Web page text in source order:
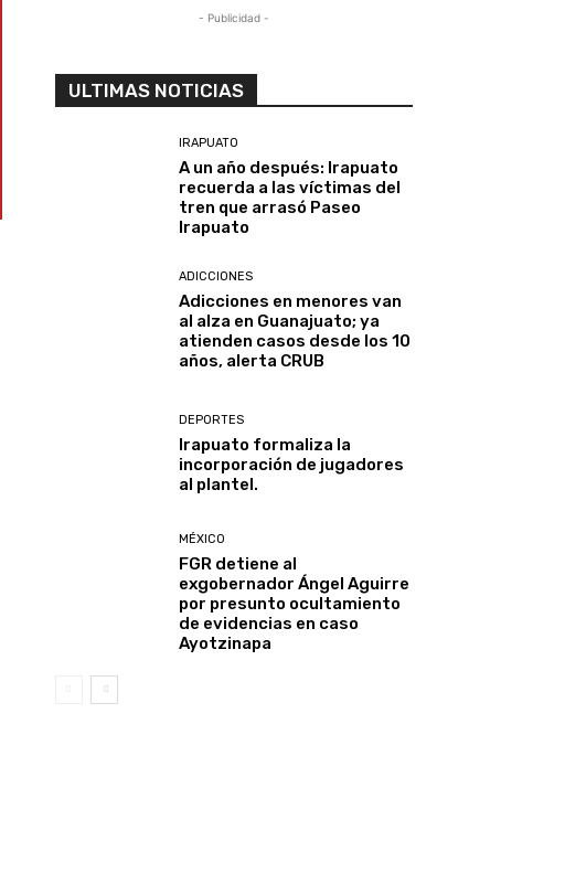
- Publicidad -
ULTIMAS NOTICIAS
IRAPUATO
A un año después: Irapuato
recuerda a las víctimas del
tren que arrasó Paseo
Irapuato
ADICCIONES
Adicciones en menores van
al alza en Guanajuato; ya
atienden casos desde los 10
años, alerta CRUB
DEPORTES
Irapuato formaliza la
incorporación de jugadores
al plantel.
MÉXICO
FGR detiene al
exgobernador Ángel Aguirre
por presunto ocultamiento
de evidencias en caso
Ayotzinapa